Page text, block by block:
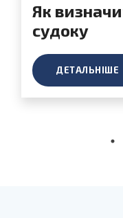
Як визначити складність
судоку
ДЕТАЛЬНІШЕ